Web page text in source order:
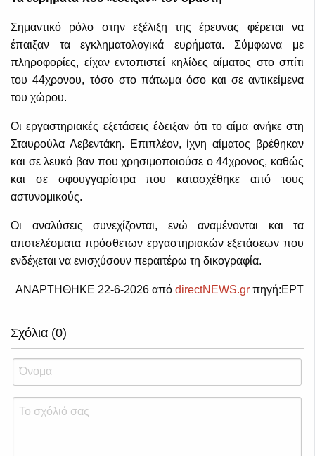
Σημαντικό ρόλο στην εξέλιξη της έρευνας φέρεται να
έπαιξαν τα εγκληματολογικά ευρήματα. Σύμφωνα με
πληροφορίες, είχαν εντοπιστεί κηλίδες αίματος στο σπίτι
του 44χρονου, τόσο στο πάτωμα όσο και σε αντικείμενα
του χώρου.
Οι εργαστηριακές εξετάσεις έδειξαν ότι το αίμα ανήκε στη
Σταυρούλα Λεβεντάκη. Επιπλέον, ίχνη αίματος βρέθηκαν
και σε λευκό βαν που χρησιμοποιούσε ο 44χρονος, καθώς
και σε σφουγγαρίστρα που κατασχέθηκε από τους
αστυνομικούς.
Οι αναλύσεις συνεχίζονται, ενώ αναμένονται και τα
αποτελέσματα πρόσθετων εργαστηριακών εξετάσεων που
ενδέχεται να ενισχύσουν περαιτέρω τη δικογραφία.
ΑΝΑΡΤΗΘΗΚΕ 22-6-2026 από directNEWS.gr πηγή:ΕΡΤ
Σχόλια (0)